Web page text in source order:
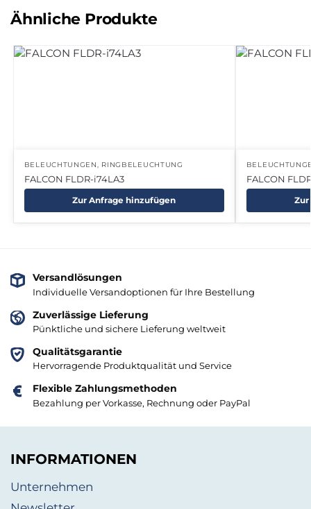
Ähnliche Produkte
BELEUCHTUNGEN, RINGBELEUCHTUNG
FALCON FLDR-i74LA3
Zur Anfrage hinzufügen
FALCON
Versandlösungen
Individuelle Versandoptionen für Ihre Bestellung
Zuverlässige Lieferung
Pünktliche und sichere Lieferung weltweit
Qualitätsgarantie
Hervorragende Produktqualität und Service
Flexible Zahlungsmethoden
Bezahlung per Vorkasse, Rechnung oder PayPal
INFORMATIONEN
Unternehmen